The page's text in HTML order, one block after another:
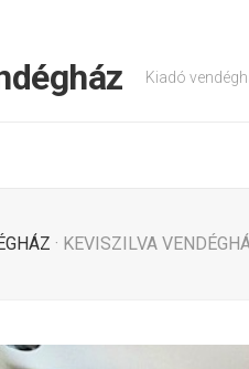
Kiadó
· KEVISZILVA